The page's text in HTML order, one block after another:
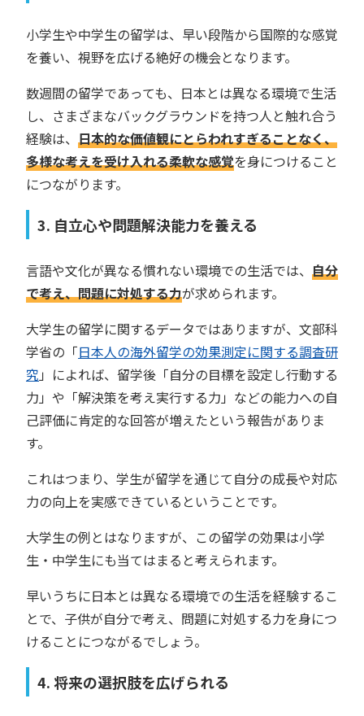
小学生や中学生の留学は、早い段階から国際的な感覚
を養い、視野を広げる絶好の機会となります。
数週間の留学であっても、日本とは異なる環境で生活
し、さまざまなバックグラウンドを持つ人と触れ合う
経験は、 日本的な価値観にとらわれすぎることなく、
多様な考えを受け入れる柔軟な感覚を身につけること
につながります。
3. 自立心や問題解決能力を養える
言語や文化が異なる慣れない環境での生活では、 自分
で考え、問題に対処する力が求められます。
大学生の留学に関するデータではありますが、文部科
学省の「日本人の海外留学の効果測定に関する調査研
究 」によれば、留学後「自分の目標を設定し行動する
力」や「解決策を考え実行する力」などの能力への自
己評価に肯定的な回答が増えたという報告がありま
す。
これはつまり、学生が留学を通じて自分の成長や対応
力の向上を実感できているということです。
大学生の例とはなりますが、この留学の効果は小学
生・中学生にも当てはまると考えられます。
早いうちに日本とは異なる環境での生活を経験するこ
とで、子供が自分で考え、問題に対処する力を身につ
けることにつながるでしょう。
4. 将来の選択肢を広げられる